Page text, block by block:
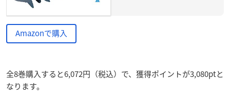
Amazonで購入
全8巻購入すると6,072円（税込）で、獲得ポイントが3,080ptと
なります。